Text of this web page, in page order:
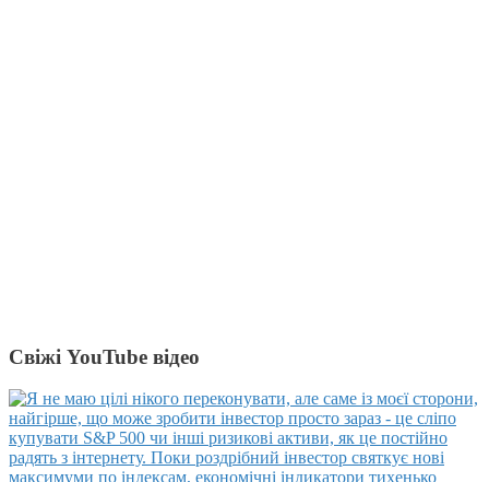
Свіжі YouTube відео